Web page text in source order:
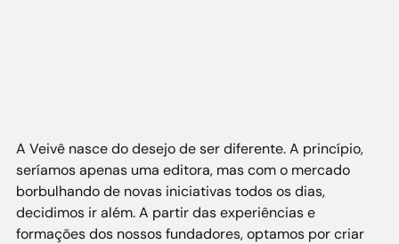
A Veivê nasce do desejo de ser diferente. A princípio,
seríamos apenas uma editora, mas com o mercado
borbulhando de novas iniciativas todos os dias,
decidimos ir além. A partir das experiências e
formações dos nossos fundadores, optamos por criar